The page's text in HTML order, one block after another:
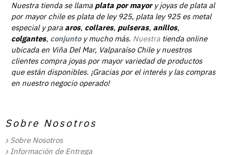
Nuestra tienda se llama plata por mayory joyas de plata al
por mayor chile es plata de ley 925, plata ley 925 es metal
especial y para aros, collares, pulseras, anillos,
colgantes, conjunto y mucho más. Nuestra tienda online
ubicada en Viña Del Mar, Valparaíso Chile y nuestros
clientes compra joyas por mayor variedad de productos
que están disponibles. ¡Gracias por el interés y las compras
en nuestro negocio operado!
Sobre Nosotros
Sobre Nosotros
Información de Entrega